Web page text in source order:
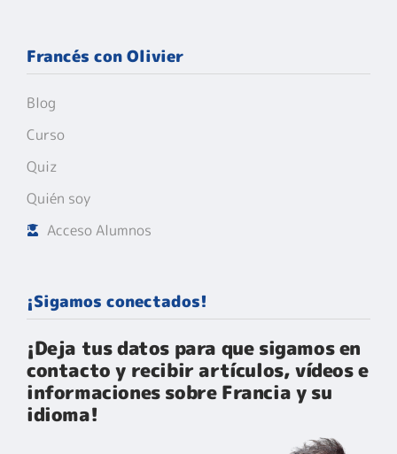
Francés con Olivier
Blog
Curso
Quiz
Quién soy
Acceso Alumnos
¡Sigamos conectados!
¡Deja tus datos para que sigamos en
contacto y recibir artículos, vídeos e
informaciones sobre Francia y su
idioma!​